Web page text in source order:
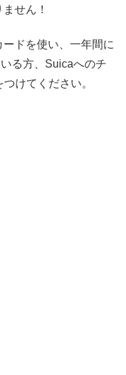
せん！
ドを使い、一年間に
る方、Suicaへのチ
けてください。